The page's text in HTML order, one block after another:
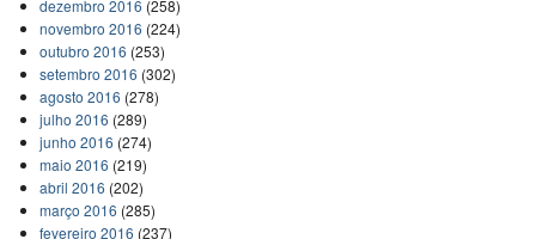
dezembro 2016 (258)
novembro 2016 (224)
outubro 2016 (253)
setembro 2016 (302)
agosto 2016 (278)
julho 2016 (289)
junho 2016 (274)
maio 2016 (219)
abril 2016 (202)
março 2016 (285)
fevereiro 2016 (237)